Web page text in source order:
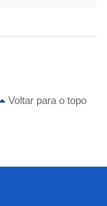
Voltar para o topo